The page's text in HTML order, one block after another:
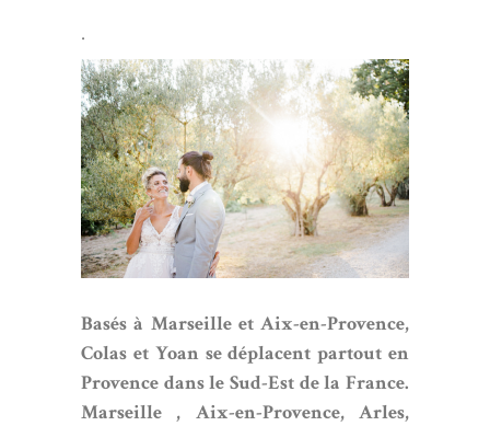
.
Basés à Marseilleet Aix-en-Provence,
Colas et Yoan se déplacent partout en
Provence dans le Sud-Est de la France.
Marseille , Aix-en-Provence,Arles,